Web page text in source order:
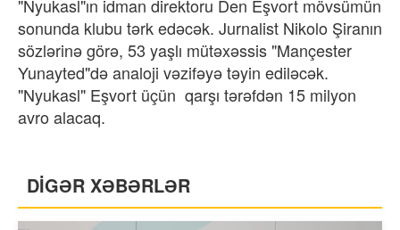
"Nyukasl"ın idman direktoru Den Eşvort mövsümün
sonunda klubu tərk edəcək. Jurnalist Nikolo Şiranın
sözlərinə görə, 53 yaşlı mütəxəssis "Mançester
Yunayted"də analoji vəzifəyə təyin ediləcək.
"Nyukasl" Eşvort üçün qarşı tərəfdən 15 milyon
avro alacaq.
DİGƏR XƏBƏRLƏR